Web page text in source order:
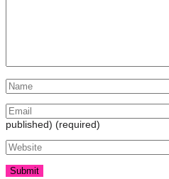
published) (required)